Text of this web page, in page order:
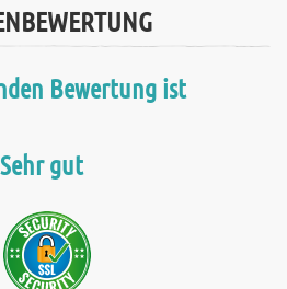
Bewertung ist
Sehr gut